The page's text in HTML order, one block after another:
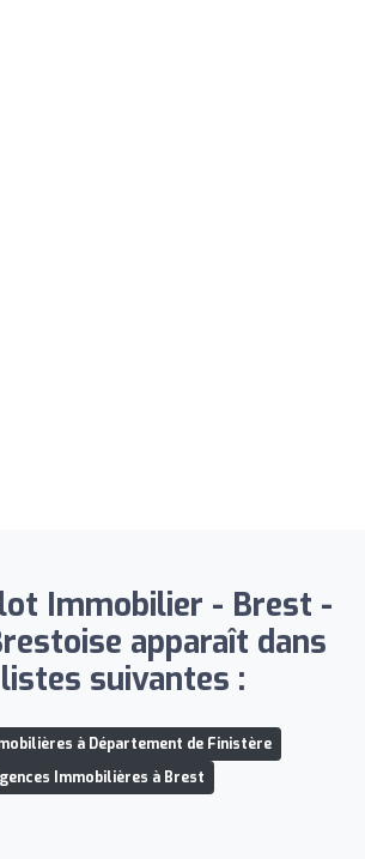
Immobilier - Brest -
apparaît dans
suivantes :
à Département de Finistère
Immobilières à Brest